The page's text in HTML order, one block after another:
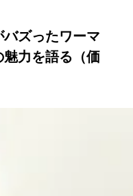
バズったワーマ
力を語る（価